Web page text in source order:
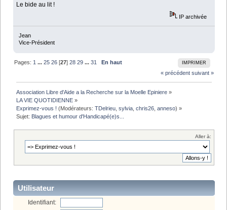
Le bide au lit !
IP archivée
Jean
Vice-Président
IMPRIMER
Pages: 1 ...25 26 [27]28 29 ...31
En haut
« précédent suivant »
Association Libre d'Aide a la Recherche sur la Moelle Epiniere »
LA VIE QUOTIDIENNE »
Exprimez-vous ! (Modérateurs:TDelrieu ,sylvia ,chris26 ,anneso) »
Sujet: Blagues et humour d'Handicapé(e)s...
Aller à:
Utilisateur
Identifiant: